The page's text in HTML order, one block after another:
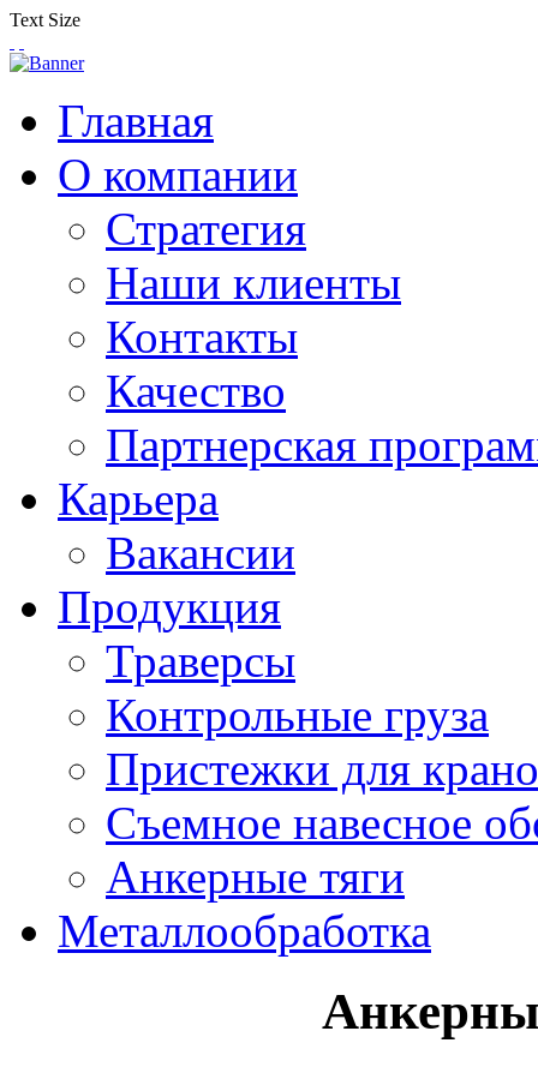
Text Size
Главная
О компании
Стратегия
Наши клиенты
Контакты
Качество
Партнерская
Карьера
Вакансии
Продукция
Траверсы
Контрольные груза
Пристежки для
Съемное навесное
Анкерные тяги
Металлообработка